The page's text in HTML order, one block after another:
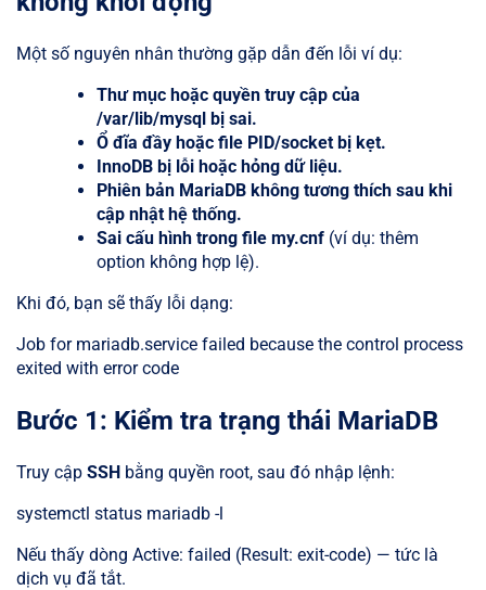
Một số nguyên nhân thường gặp dẫn đến lỗi ví dụ:
Thư mục hoặc quyền truy cập của
/var/lib/mysql bị sai.
Ổ đĩa đầy hoặc file PID/socket bị kẹt.
InnoDB bị lỗi hoặc hỏng dữ liệu.
Phiên bản MariaDB không tương thích sau khi
cập nhật hệ thống.
Sai cấu hình trong file my.cnf (ví dụ: thêm
option không hợp lệ).
Khi đó, bạn sẽ thấy lỗi dạng:
Job for mariadb.service failed because the control process
exited with error code
Bước 1: Kiểm tra trạng thái MariaDB
Truy cập SSH bằng quyền root, sau đó nhập lệnh:
systemctl status mariadb -l
Nếu thấy dòng Active: failed (Result: exit-code) — tức là
dịch vụ đã tắt.